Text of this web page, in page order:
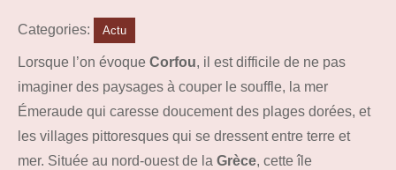
Categories: Actu
Lorsque l’on évoque Corfou, il est difficile de ne pas
imaginer des paysages à couper le souffle, la mer
Émeraude qui caresse doucement des plages dorées, et
les villages pittoresques qui se dressent entre terre et
mer. Située au nord-ouest de la Grèce, cette île